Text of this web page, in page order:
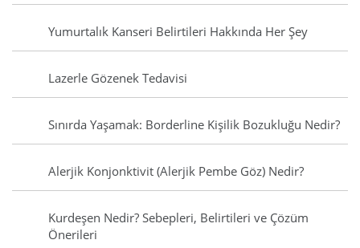
Yumurtalık Kanseri Belirtileri Hakkında Her Şey
Lazerle Gözenek Tedavisi
Sınırda Yaşamak: Borderline Kişilik Bozukluğu Nedir?
Alerjik Konjonktivit (Alerjik Pembe Göz) Nedir?
Kurdeşen Nedir? Sebepleri, Belirtileri ve Çözüm
Önerileri